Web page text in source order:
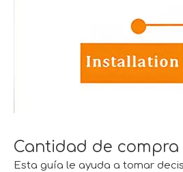
Cantidad de compra
Esta guía le ayuda a tomar